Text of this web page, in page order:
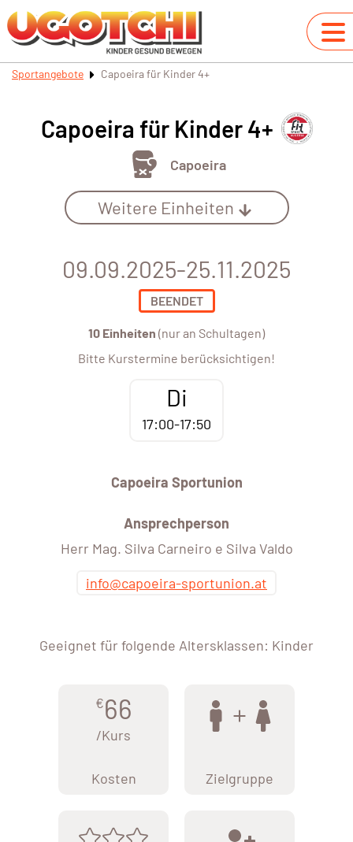
Sportangebote Capoeira für Kinder 4+
Capoeira für Kinder 4+
Capoeira
Weitere Einheiten
09.09.2025-25.11.2025
BEENDET
10 Einheiten (nur an Schultagen)
Bitte Kurstermine berücksichtigen!
Di
17:00-17:50
Capoeira Sportunion
Ansprechperson
Herr Mag. Silva Carneiro e Silva Valdo
info@capoeira-sportunion.at
Geeignet für folgende Altersklassen: Kinder
€66
/Kurs
Kosten Zielgruppe